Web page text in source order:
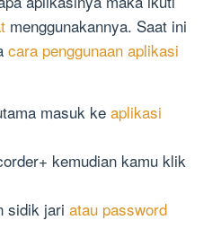
menggunakannya. Saat ini
cara penggunaan aplikasi
masuk ke aplikasi
kemudian kamu klik
sidik jari atau password